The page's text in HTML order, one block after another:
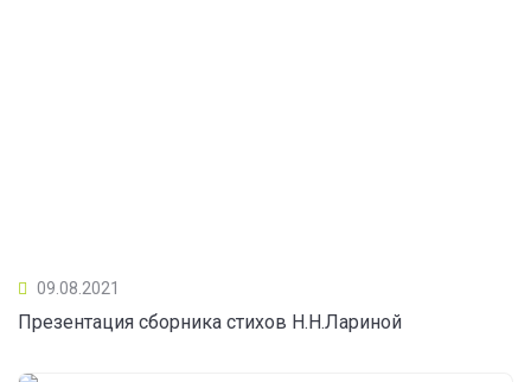
09.08.2021
Презентация сборника стихов Н.Н.Лариной